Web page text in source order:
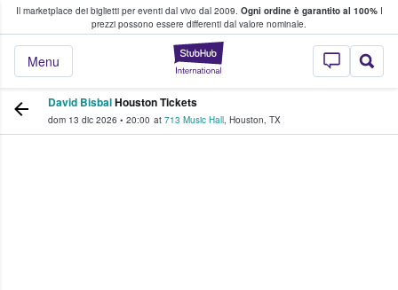
Il marketplace dei biglietti per eventi dal vivo dal 2009. Ogni ordine è garantito al 100%I
prezzi possono essere differenti dal valore nominale.
StubHub - Dove
Menu
fan comprano e vendono biglietti
David BisbalHouston Tickets
dom 13 dic 2026 • 20:00 at 713 Music Hall, Houston, TX